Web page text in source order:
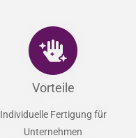
Vorteile
Individuelle Fertigung für
Unternehmen